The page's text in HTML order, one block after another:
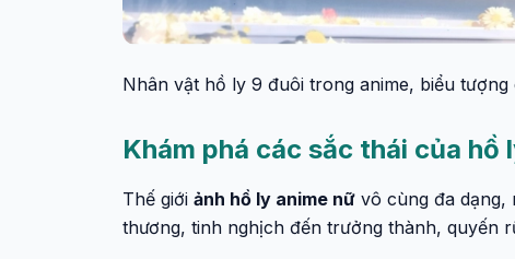
Nhân vật hồ ly 9 đuôi trong anime, biểu
Khám phá các sắc thái của hồ
Thế giới ảnh hồ ly anime nữ vô cùng đa dạng,
thương, tinh nghịch đến trưởng thành, quyến